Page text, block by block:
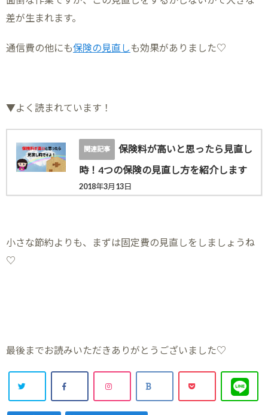
差が生まれます。
通信費の他にも保険の見直しも効果がありました♡
▼よく読まれています！
保険料が高いと思ったら見直し
時！4つの保険の見直し方を紹介します
2018年3月13日
小さな節約よりも、まずは固定費の見直しをしましょうね
♡
最後までお読みいただきありがとうございました♡